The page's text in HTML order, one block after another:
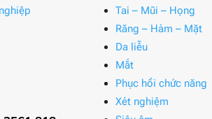
Tai – Mũi – Họng
Răng – Hàm – Mặt
Da liễu
Mắt
Phục hồi chức năng
Xét nghiệm